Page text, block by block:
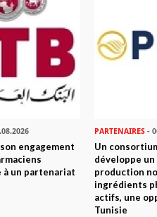
engagement
à un partenariat
PARTENAIRES -
Un
développe un
production
ingrédients
actifs, une
Tunisie